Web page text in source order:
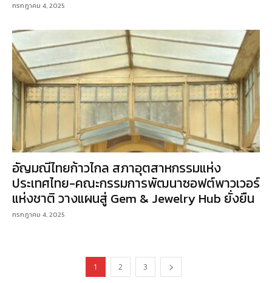
กรกฎาคม 4, 2025
อัญมณีไทยก้าวไกล สภาอุตสาหกรรมแห่ง
ประเทศไทย-คณะกรรมการพัฒนาซอฟต์พาวเวอร์
แห่งชาติ วางแผนสู่ Gem & Jewelry Hub ยั่งยืน
กรกฎาคม 4, 2025
1 2 3